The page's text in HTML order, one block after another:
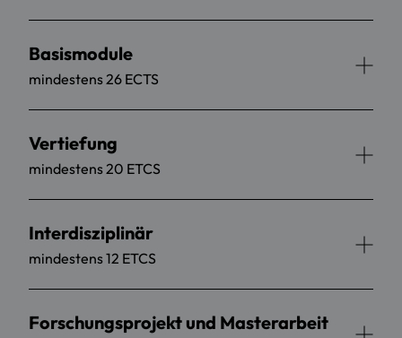
Basismodule
mindestens 26 ECTS
Vertiefung
mindestens 20 ETCS
Interdisziplinär
mindestens 12 ETCS
Forschungsprojekt und Masterarbeit